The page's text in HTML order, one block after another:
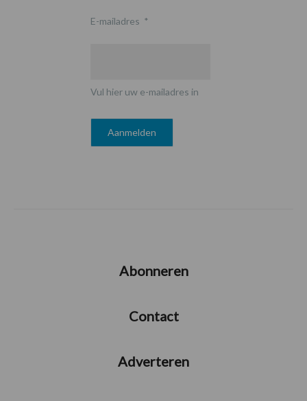
E-mailadres *
Vul hier uw e-mailadres in
Abonneren
Contact
Adverteren